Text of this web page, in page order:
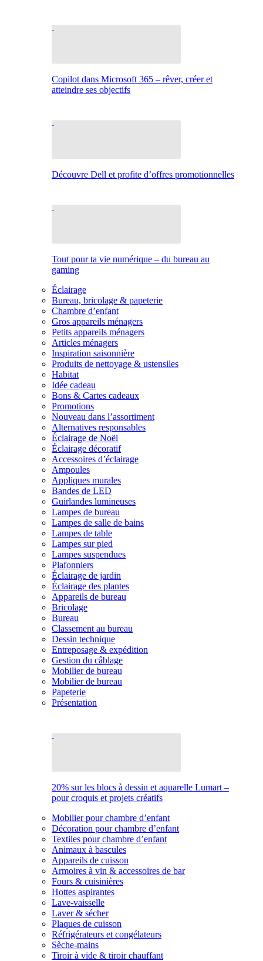
Copilot dans Microsoft 365 – rêver, créer et
atteindre ses objectifs
Découvre Dell et profite d’offres promotionnelles
Tout pour ta vie numérique – du bureau au
gaming
Éclairage
Bureau, bricolage & papeterie
Chambre d’enfant
Gros appareils ménagers
Petits appareils ménagers
Articles ménagers
Inspiration saisonnière
Produits de nettoyage & ustensiles
Habitat
Idée cadeau
Bons & Cartes cadeaux
Promotions
Nouveau dans l’assortiment
Alternatives responsables
Éclairage de Noël
Éclairage décoratif
Accessoires d’éclairage
Ampoules
Appliques murales
Bandes de LED
Guirlandes lumineuses
Lampes de bureau
Lampes de salle de bains
Lampes de table
Lampes sur pied
Lampes suspendues
Plafonniers
Éclairage de jardin
Éclairage des plantes
Appareils de bureau
Bricolage
Bureau
Classement au bureau
Dessin technique
Entreposage & expédition
Gestion du câblage
Mobilier de bureau
Mobilier de bureau
Papeterie
Présentation
20% sur les blocs à dessin et aquarelle Lumart –
pour croquis et projets créatifs
Mobilier pour chambre d’enfant
Décoration pour chambre d’enfant
Textiles pour chambre d’enfant
Animaux à bascules
Appareils de cuisson
Armoires à vin & accessoires de bar
Fours & cuisinières
Hottes aspirantes
Lave-vaisselle
Laver & sécher
Plaques de cuisson
Réfrigérateurs et congélateurs
Sèche-mains
Tiroir à vide & tiroir chauffant